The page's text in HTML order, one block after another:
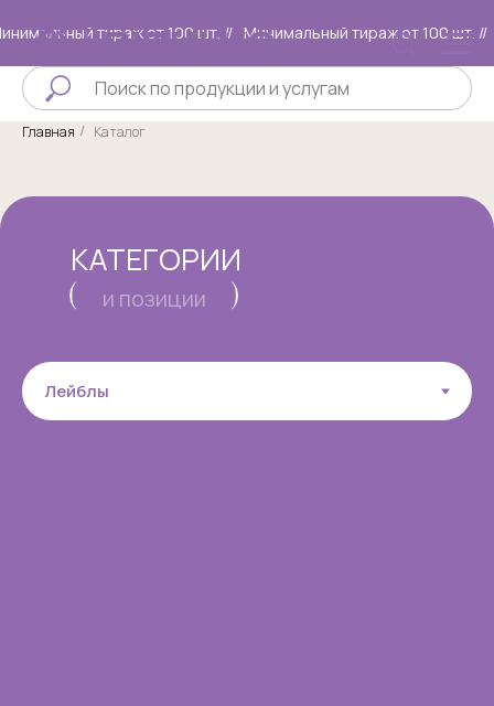
тираж от 100 шт. // Минимальный тираж от 100 шт. //
Главная / Каталог
КАТЕГОРИИ
и позиции